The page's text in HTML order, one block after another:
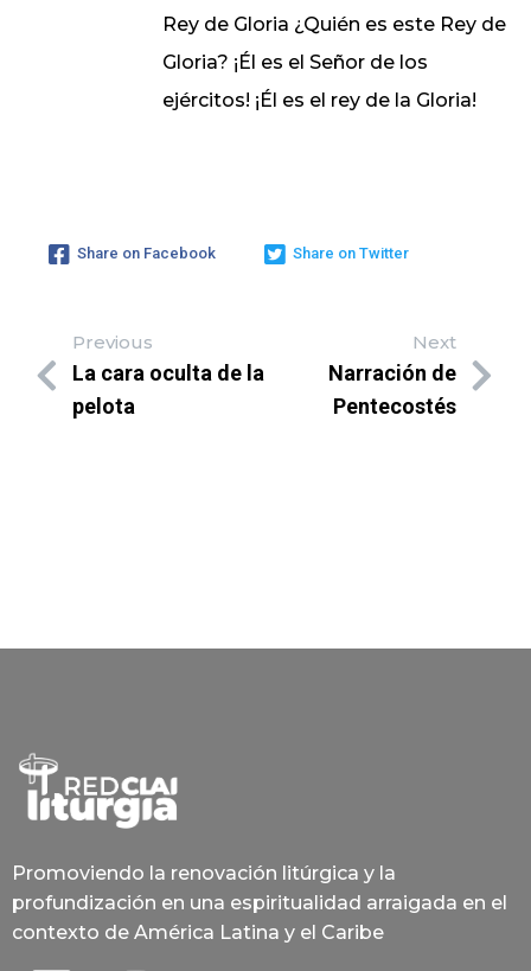
Rey de Gloria ¿Quién es este Rey de
Gloria? ¡Él es el Señor de los
ejércitos! ¡Él es el rey de la Gloria!
Share on Facebook Share on Twitter
Previous
La cara oculta de la
pelota
Next
Narración de
Pentecostés
Promoviendo la renovación litúrgica y la
profundización en una espiritualidad arraigada en el
contexto de América Latina y el Caribe